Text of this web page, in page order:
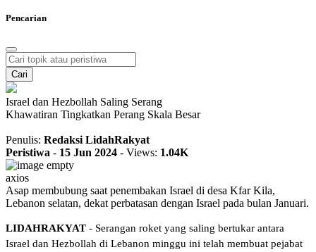
Pencarian
Cari
Israel dan Hezbollah Saling Serang
Khawatiran Tingkatkan Perang Skala Besar
Penulis: Redaksi LidahRakyat
Peristiwa - 15 Jun 2024 - Views: 1.04K
axios
Asap membubung saat penembakan Israel di desa Kfar Kila,
Lebanon selatan, dekat perbatasan dengan Israel pada bulan Januari.
LIDAHRAKYAT - Serangan roket yang saling bertukar antara
Israel dan Hezbollah di Lebanon minggu ini telah membuat pejabat